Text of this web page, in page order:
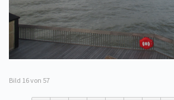
Bild 16von 57